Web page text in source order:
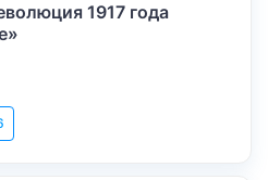
1917 года